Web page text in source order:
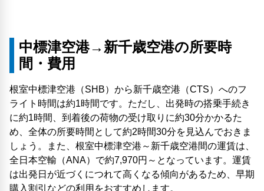
中標津空港→新千歳空港の所要時
間・費用
根室中標津空港（SHB）から新千歳空港（CTS）へのフ
ライト時間は約1時間です。ただし、出発時の搭乗手続き
に約1時間、到着後の荷物の受け取りに約30分かかるた
め、全体の所要時間として約2時間30分を見込んでおきま
しょう。また、根室中標津空港～新千歳空港間の運賃は、
全日本空輸（ANA）で約7,970円～となっています。運賃
は出発日が近づくにつれて高くなる傾向があるため、早期
購入割引などの利用をおすすめします。